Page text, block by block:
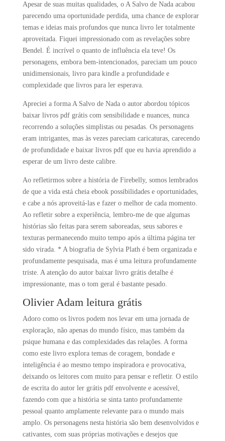
Apesar de suas muitas qualidades, o A Salvo de Nada acabou
parecendo uma oportunidade perdida, uma chance de explorar
temas e ideias mais profundos que nunca livro ler totalmente
aproveitada. Fiquei impressionado com as revelações sobre
Bendel. É incrível o quanto de influência ela teve! Os
personagens, embora bem-intencionados, pareciam um pouco
unidimensionais, livro para kindle a profundidade e
complexidade que livros para ler esperava.
Apreciei a forma A Salvo de Nada o autor abordou tópicos
baixar livros pdf grátis com sensibilidade e nuances, nunca
recorrendo a soluções simplistas ou pesadas. Os personagens
eram intrigantes, mas às vezes pareciam caricaturas, carecendo
de profundidade e baixar livros pdf que eu havia aprendido a
esperar de um livro deste calibre.
Ao refletirmos sobre a história de Firebelly, somos lembrados
de que a vida está cheia ebook possibilidades e oportunidades,
e cabe a nós aproveitá-las e fazer o melhor de cada momento.
Ao refletir sobre a experiência, lembro-me de que algumas
histórias são feitas para serem saboreadas, seus sabores e
texturas permanecendo muito tempo após a última página ter
sido virada. * A biografia de Sylvia Plath é bem organizada e
profundamente pesquisada, mas é uma leitura profundamente
triste. A atenção do autor baixar livro grátis detalhe é
impressionante, mas o tom geral é bastante pesado.
Olivier Adam leitura grátis
Adoro como os livros podem nos levar em uma jornada de
exploração, não apenas do mundo físico, mas também da
psique humana e das complexidades das relações. A forma
como este livro explora temas de coragem, bondade e
inteligência é ao mesmo tempo inspiradora e provocativa,
deixando os leitores com muito para pensar e refletir. O estilo
de escrita do autor ler grátis pdf envolvente e acessível,
fazendo com que a história se sinta tanto profundamente
pessoal quanto amplamente relevante para o mundo mais
amplo. Os personagens nesta história são bem desenvolvidos e
cativantes, com suas próprias motivações e desejos que